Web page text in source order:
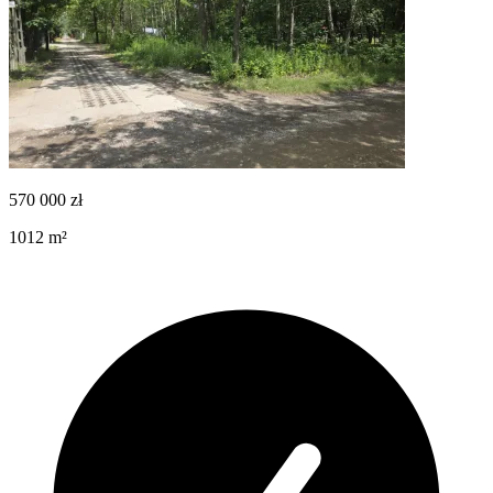
570 000 zł
1012 m²